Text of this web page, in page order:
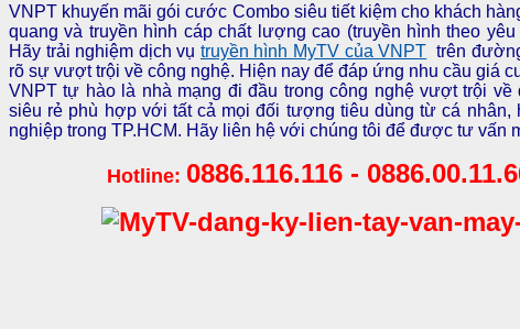
VNPT khuyến mãi gói cước Combo siêu tiết kiệm cho khách
quang và truyền hình cáp chất lượng cao (truyền hình theo
Hãy trải nghiệm dịch vụ truyền hình MyTV của VNPT trên
rõ sự vượt trội về công nghệ. Hiện nay để đáp ứng nhu cầu giá
VNPT tự hào là nhà mạng đi đầu trong công nghệ vượt trội
siêu rẻ phù hợp với tất cả mọi đối tượng tiêu dùng từ cá nhân,
nghiệp trong TP.HCM. Hãy liên hệ với chúng tôi để được tư vấn
Hotline: 0886.116.116 -